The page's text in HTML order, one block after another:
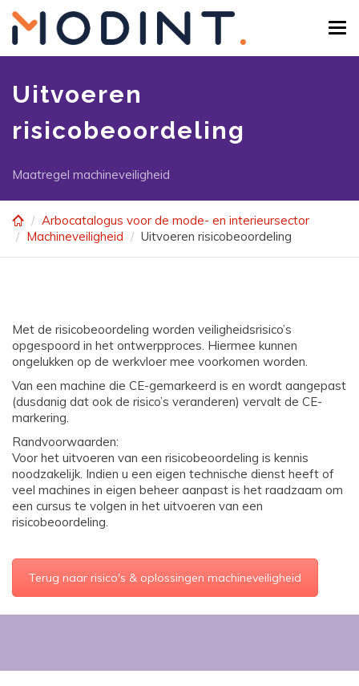
main
content
Uitvoeren
risicobeoordeling
Maatregel machineveiligheid
Arbocatalogus voor de mode- en interieursector
Machineveiligheid
Uitvoeren risicobeoordeling
Met de risicobeoordeling worden veiligheidsrisico’s
opgespoord in het ontwerpproces. Hiermee kunnen
ongelukken op de werkvloer mee voorkomen worden.
Van een machine die CE-gemarkeerd is en wordt aangepast
(dusdanig dat ook de risico’s veranderen) vervalt de CE-
markering.
Randvoorwaarden:
Voor het uitvoeren van een risicobeoordeling is kennis
noodzakelijk. Indien u een eigen technische dienst heeft of
veel machines in eigen beheer aanpast is het raadzaam om
een cursus te volgen in het uitvoeren van een
risicobeoordeling.
Terug naar risico's & oplossingen machineveiligheid